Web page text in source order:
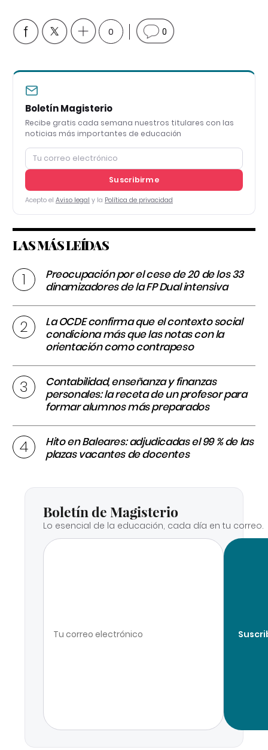
0 0
Boletín Magisterio
Recibe gratis cada semana nuestros titulares con las
noticias más importantes de educación
Suscribirme
Acepto el Aviso legal y la Política de privacidad
LAS MÁS LEÍDAS
Preocupación por el cese de 20 de los 33
dinamizadores de la FP Dual intensiva
La OCDE confirma que el contexto social
condiciona más que las notas con la
orientación como contrapeso
Contabilidad, enseñanza y finanzas
personales: la receta de un profesor para
formar alumnos más preparados
Hito en Baleares: adjudicadas el 99 % de las
plazas vacantes de docentes
Boletín de Magisterio
Lo esencial de la educación, cada día en tu correo.